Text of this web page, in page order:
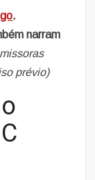
.
narram
prévio)